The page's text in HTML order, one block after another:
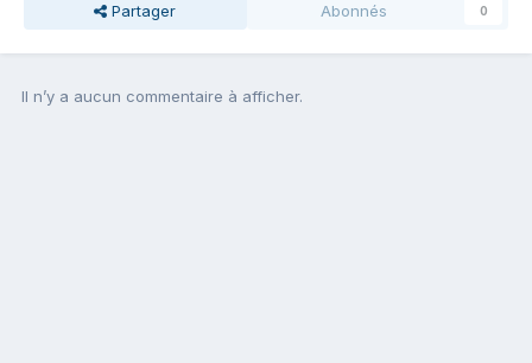
Partager Abonnés 0
Il n’y a aucun commentaire à afficher.